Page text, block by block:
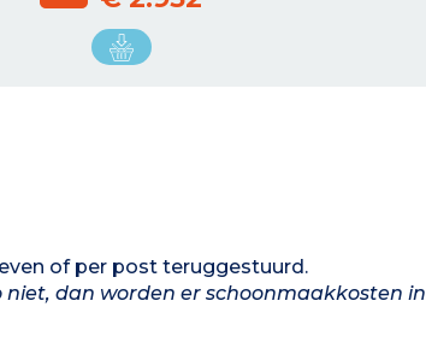
of per post teruggestuurd.
dan worden er schoonmaakkosten in